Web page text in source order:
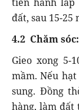
đất, sau 15-25
4.2 Chăm sóc:
Gieo xong
mầm. Nếu
sung. Đồng
hàng, làm